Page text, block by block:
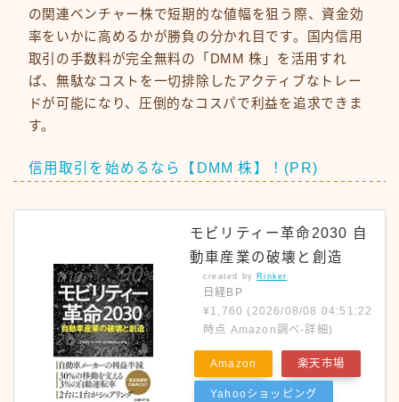
の関連ベンチャー株で短期的な値幅を狙う際、資金効
率をいかに高めるかが勝負の分かれ目です。国内信用
取引の手数料が完全無料の「DMM 株」を活用すれ
ば、無駄なコストを一切排除したアクティブなトレー
ドが可能になり、圧倒的なコスパで利益を追求できま
す。
信用取引を始めるなら【DMM 株】！(PR)
モビリティー革命2030 自
動車産業の破壊と創造
created by Rinker
日経BP
¥1,760 (2026/08/08 04:51:22
時点 Amazon調べ-詳細)
Amazon 楽天市場
Yahooショッピング